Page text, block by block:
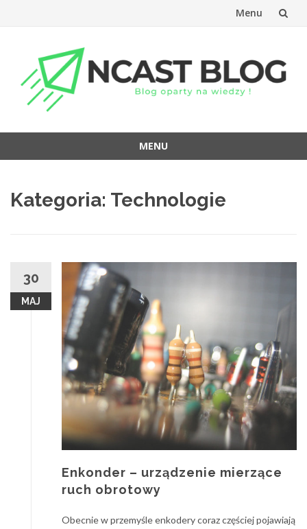
Menu
treści
MENU
treściKategoria: Technologie
30
MAJ
Enkonder – urządzenie mierzące
ruch obrotowy
Obecnie w przemyśle enkodery coraz częściej pojawiają